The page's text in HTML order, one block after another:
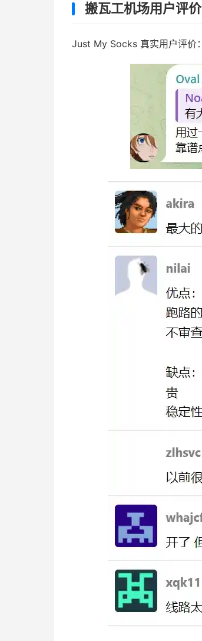
搬瓦工机场用户评价
Just My Socks 真实用户评价：